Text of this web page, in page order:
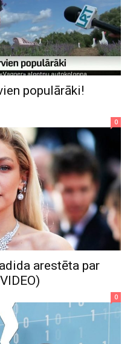
populārāki!
0
arestēta par
0